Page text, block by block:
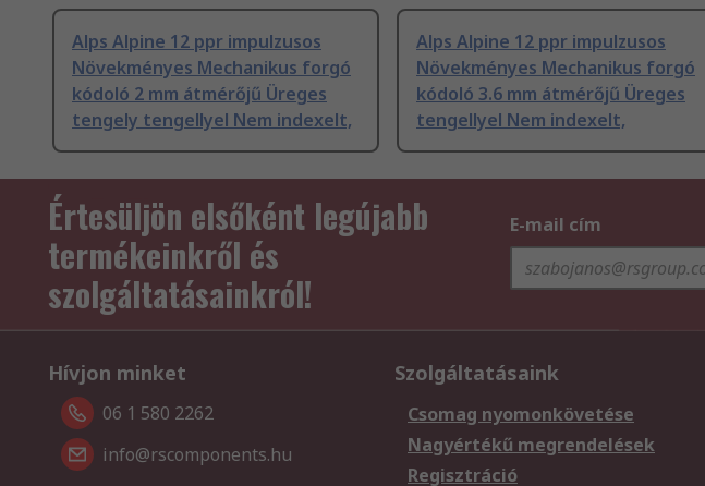
Alps Alpine 12 ppr impulzusos
Növekményes Mechanikus forgó
kódoló 2 mm átmérőjű Üreges
tengely tengellyel Nem indexelt,
Alps Alpine 12 ppr impulzusos
Növekményes Mechanikus forgó
kódoló 3.6 mm átmérőjű Üreges
tengellyel Nem indexelt,
Értesüljön elsőként legújabb
termékeinkről és
szolgáltatásainkról!
E-mail cím
Hívjon minket
06 1 580 2262
info@rscomponents.hu
Szolgáltatásaink
Csomag nyomonkövetése
Nagyértékű megrendelések
Regisztráció